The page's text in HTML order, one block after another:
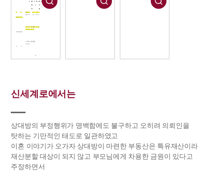
신세계로에서는
상대방의 부정행위가 명백함에도 불구하고 오히려 의뢰인을
탓하는 기만적인 태도로 일관하였고
이혼 이야기가 오가자 상대방이 마련한 부동산은 특유재산이라
재산분할 대상이 되지 않고 부모님에게 차용한 금원이 있다고
주장하면서